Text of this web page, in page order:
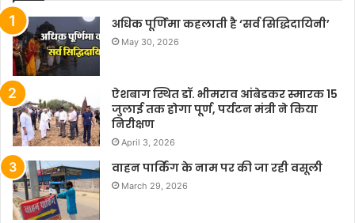
अधिक पूर्णिमा कहलाती है ‘सर्व सिद्धिदायिनी’
May 30, 2026
ऐशबाग स्थित डॉ. भीमराव आंबेडकर स्मारक 15
जुलाई तक होगा पूर्ण, पर्यटन मंत्री ने किया
निरीक्षण
April 3, 2026
वाहन पार्किंग के नाम पर की जा रही वसूली
March 29, 2026